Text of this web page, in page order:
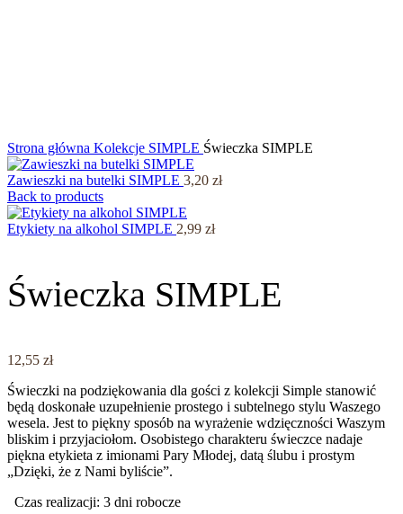
Strona główna Kolekcje SIMPLE Świeczka SIMPLE
Zawieszki na butelki SIMPLE 3,20 zł
Back to products
Etykiety na alkohol SIMPLE 2,99 zł
Świeczka SIMPLE
12,55 zł
Świeczki na podziękowania dla gości z kolekcji Simple stanowić
będą doskonałe uzupełnienie prostego i subtelnego stylu Waszego
wesela. Jest to piękny sposób na wyrażenie wdzięczności Waszym
bliskim i przyjaciołom. Osobistego charakteru świeczce nadaje
piękna etykieta z imionami Pary Młodej, datą ślubu i prostym
„Dzięki, że z Nami byliście”.
Czas realizacji: 3 dni robocze